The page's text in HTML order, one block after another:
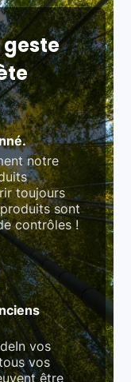
et du
geste
notre
toujours
sont
contrôles !
vos
vos
être